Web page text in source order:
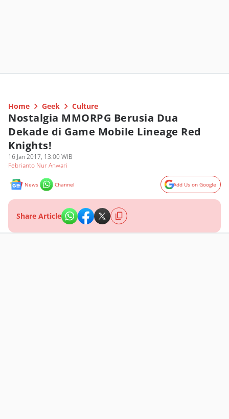
Home Geek Culture
Nostalgia MMORPG Berusia Dua
Dekade di Game Mobile Lineage Red
Knights!
16 Jan 2017, 13:00 WIB
Febrianto Nur Anwari
News Channel Add Us on Google
Share Article